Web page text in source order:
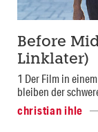
Before
Linklater)
1 Der Film in
bleiben der
christian ihle